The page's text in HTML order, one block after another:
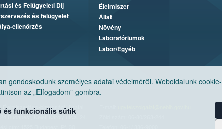
gondoskodunk személyes adatai védelméről. Weboldalunk
az „Elfogadom” gombra.
és funkcionális sütik
és Felügyeleti Díj
és felügyelet
ellenőrzés
Élelmiszer
Állat
Növény
Laboratóriumok
Labor/Egyéb
Élelmiszerlánc-biztonsági Hivatal